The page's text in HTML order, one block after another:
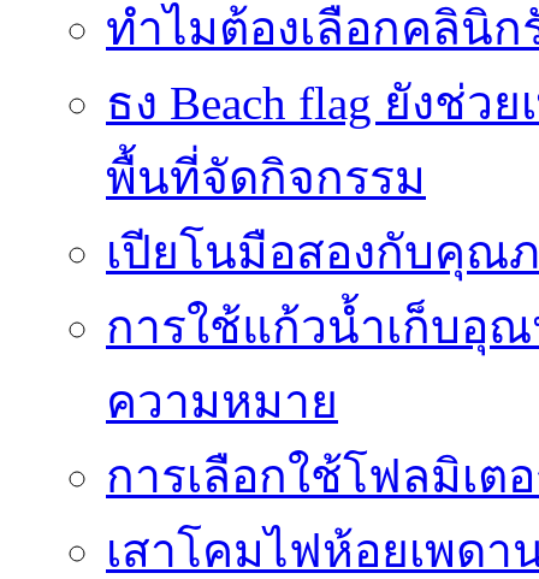
ทำไมต้องเลือกคลินิ
ธง Beach flag ยังช่
พื้นที่จัดกิจกรรม
เปียโนมือสองกับคุณ
การใช้แก้วน้ำเก็บอุ
ความหมาย
การเลือกใช้โฟลมิเต
เสาโคมไฟห้อยเพด